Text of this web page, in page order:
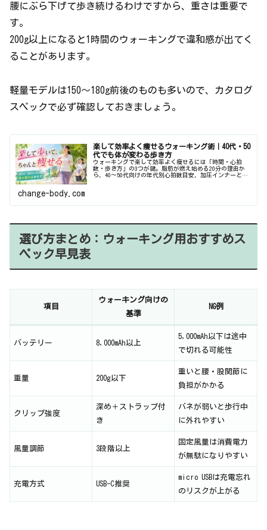
腰にぶら下げて歩き続けるわけですから、重さは重要で
す。
200g以上になると1時間のウォーキングで違和感が出てく
ることがあります。
軽量モデルは150〜180g前後のものも多いので、カタログ
スペックで必ず確認しておきましょう。
楽して効率よく痩せるウォーキング術｜40代・50
代でも体が変わる歩き方
ウォーキングで楽して効率よく痩せるには「時間・心拍
数・歩き方」の3つが鍵。脂肪が燃え始める20分の理由か
ら、40〜50代向けの年代別心拍数目安、加圧インナーとの
change-body.com
選び方まとめ：ウォーキング用おすすめス
ペック早見表
項目
ウォーキング向けの
基準
NG例
バッテリー 8,000mAh以上
5,000mAh以下は途中
で切れる可能性
重量 200g以下
重いと腰・股関節に
負担がかかる
クリップ強度
深め＋ストラップ付
き
バネが弱いと歩行中
に外れやすい
風量調節 3段階以上
固定風量は消費電力
が無駄になりやすい
充電方式 USB-C推奨
micro USBは充電忘れ
のリスクが上がる